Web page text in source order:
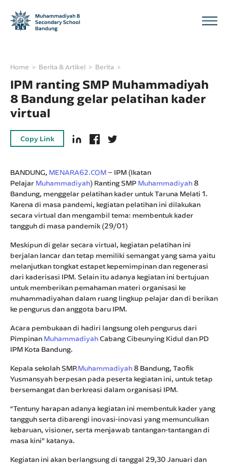
Home Berita & Artikel Berita
IPM ranting SMP Muhammadiyah
8 Bandung gelar pelatihan kader
virtual
Copy Link
BANDUNG, MENARA62.COM– IPM (Ikatan
Pelajar Muhammadiyah) Ranting SMP Muhammadiyah8
Bandung, menggelar pelatihan kader untuk Taruna Melati 1.
Karena di masa pandemi, kegiatan pelatihan ini dilakukan
secara virtual dan mengambil tema: membentuk kader
tangguh di masa pandemik (29/01)
Meskipun di gelar secara virtual, kegiatan pelatihan ini
berjalan lancar dan tetap memiliki semangat yang sama yaitu
melanjutkan tongkat estapet kepemimpinan dan regenerasi
dari kaderisasi IPM. Selain itu adanya kegiatan ini bertujuan
untuk memberikan pemahaman materi organisasi ke
muhammadiyahan dalam ruang lingkup pelajar dan di berikan
ke pengurus dan anggota baru IPM.
Acara pembukaan di hadiri langsung oleh pengurus dari
Pimpinan MuhammadiyahCabang Cibeunying Kidul dan PD
IPM Kota Bandung.
Kepala sekolah SMP.Muhammadiyah8 Bandung, Taofik
Yusmansyah berpesan pada peserta kegiatan ini, untuk tetap
bersemangat dan berkreasi dalam organisasi IPM.
“Tentuny harapan adanya kegiatan ini membentuk kader yang
tangguh serta dibarengi inovasi-inovasi yang memunculkan
kebaruan, visioner, serta menjawab tantangan-tantangan di
masa kini” katanya.
Kegiatan ini akan berlangsung di tanggal 29,30 Januari dan